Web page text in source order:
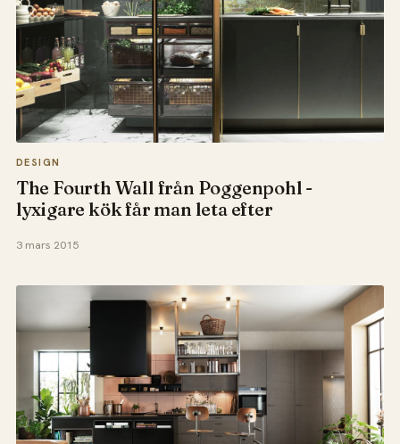
DESIGN
The Fourth Wall från Poggenpohl -
lyxigare kök får man leta efter
3 mars 2015